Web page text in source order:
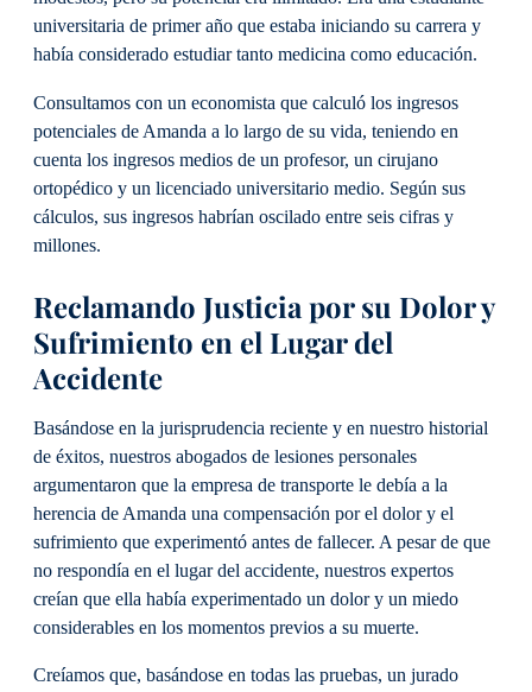
universitaria de primer año que estaba iniciando su carrera y
había considerado estudiar tanto medicina como educación.
Consultamos con un economista que calculó los ingresos
potenciales de Amanda a lo largo de su vida, teniendo en
cuenta los ingresos medios de un profesor, un cirujano
ortopédico y un licenciado universitario medio. Según sus
cálculos, sus ingresos habrían oscilado entre seis cifras y
millones.
Reclamando Justicia por su Dolor y
Sufrimiento en el Lugar del
Accidente
Basándose en la jurisprudencia reciente y en nuestro historial
de éxitos, nuestros abogados de lesiones personales
argumentaron que la empresa de transporte le debía a la
herencia de Amanda una compensación por el dolor y el
sufrimiento que experimentó antes de fallecer. A pesar de que
no respondía en el lugar del accidente, nuestros expertos
creían que ella había experimentado un dolor y un miedo
considerables en los momentos previos a su muerte.
Creíamos que, basándose en todas las pruebas, un jurado